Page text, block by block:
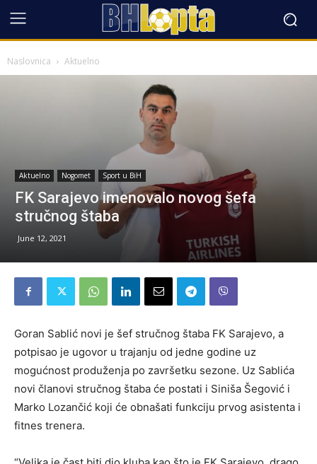
Naslovnica Aktuelno
Aktuelno Nogomet Sport u BiH
FK Sarajevo imenovalo novog šefa
stručnog štaba
June 12, 2021
Goran Sablić novi je šef stručnog štaba FK Sarajevo, a
potpisao je ugovor u trajanju od jedne godine uz
mogućnost produženja po završetku sezone. Uz Sablića
novi članovi stručnog štaba će postati i Siniša Šegović i
Marko Lozančić koji će obnašati funkciju prvog asistenta i
fitnes trenera.